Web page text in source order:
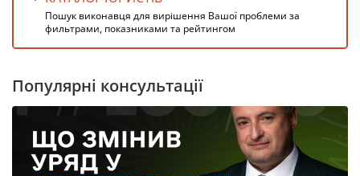
Пошук виконавця для вирішення Вашої проблеми за
фильтрами, показниками та рейтингом
Популярні консультації